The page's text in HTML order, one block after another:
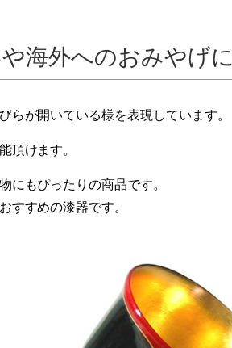
海外へのおみやげに
が開いている様を表現しています。
頂けます。
にもぴったりの商品です。
すすめの漆器です。